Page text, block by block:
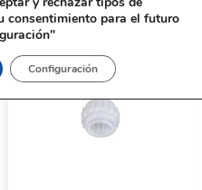
consentimiento para el futuro
Configuración